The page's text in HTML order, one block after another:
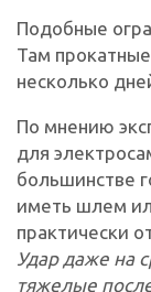
Подобные
Там
несколько
По мнению
для
большинстве
иметь шлем
практически
Удар даже на
тяжелые